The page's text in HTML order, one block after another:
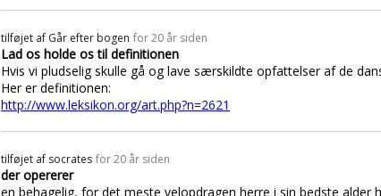
tilføjet af Går efter bogen for 20 år siden
Lad os holde os til definitionen
Hvis vi pludselig skulle gå og lave særskildte opfattelser af de
Her er definitionen:
http://www.leksikon.org/art.php?n=2621
tilføjet af socrates for 20 år siden
der opererer
en behagelig, for det meste velopdragen herre i sin bedste